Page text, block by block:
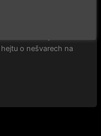
o nešvarech na